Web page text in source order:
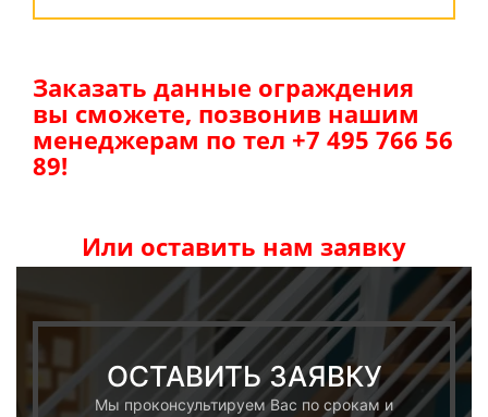
Заказать данные ограждения
вы сможете, позвонив нашим
менеджерам по тел +7 495 766 56
89!
Или оставить нам заявку
ОСТАВИТЬ ЗАЯВКУ
Мы проконсультируем Вас по срокам и